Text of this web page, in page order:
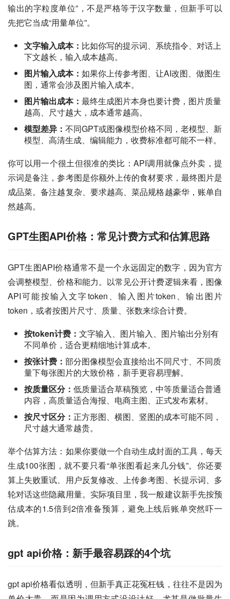
输出的字粒度单位”，不是严格等于汉字数量，但新手可以
先把它当成“用量单位”。
文字输入成本： 比如你写的提示词、系统指令、对话上
下文越长，输入成本越高。
图片输入成本： 如果你上传参考图、让AI改图、做图生
图，通常会涉及图片输入成本。
图片输出成本： 最终生成图片本身也要计费，图片质量
越高、尺寸越大，成本通常越高。
模型差异： 不同GPT或图像模型价格不同，老模型、新
模型、高清生成、编辑能力，收费标准都可能不一样。
你可以用一个很土但很准的类比：API调用就像点外卖，提
示词是备注，参考图是你额外上传的食材要求，最终图片是
成品菜。备注越复杂、要求越高、菜品规格越豪华，账单自
然越高。
GPT生图API价格：常见计费方式和估算思路
GPT生图API价格通常不是一个永远固定的数字，因为官方
会调整模型、价格和能力。以常见公开计费逻辑来看，图像
API可能按输入文字token、输入图片token、输出图片
token，或者按图片尺寸、质量、张数来综合计费。
按token计费： 文字输入、图片输入、图片输出分别有
不同单价，适合更精细地计算成本。
按张计费： 部分图像模型会直接给出不同尺寸、不同质
量下每张图片的大致价格，新手更容易理解。
按质量区分： 低质量适合草稿预览，中等质量适合普通
内容，高质量适合海报、电商主图、正式发布素材。
按尺寸区分： 正方形图、横图、竖图的成本可能不同，
尺寸越大通常越贵。
举个估算方法：如果你要做一个自动生成封面的工具，每天
生成100张图，就不要只看“单张图看起来几分钱”。你还要
算上失败重试、用户反复修改、上传参考图、长提示词、多
轮对话这些隐藏用量。实际项目里，我一般建议新手先按预
估成本的1.5倍到2倍准备预算，避免上线后账单突然吓一
跳。
gpt api价格：新手最容易踩的4个坑
gpt api价格看似透明，但新手真正花冤枉钱，往往不是因为